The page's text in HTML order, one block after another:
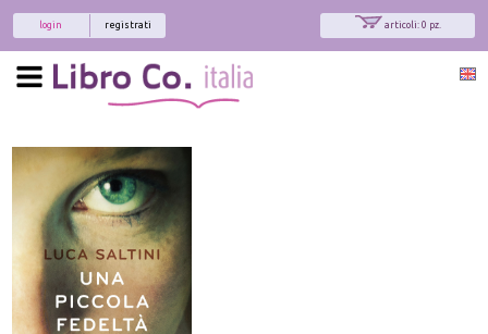
articoli: 0 pz.
registrati
login